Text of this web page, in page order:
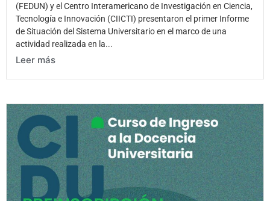
(FEDUN) y el Centro Interamericano de Investigación en Ciencia,
Tecnología e Innovación (CIICTI) presentaron el primer Informe
de Situación del Sistema Universitario en el marco de una
actividad realizada en la...
Leer más